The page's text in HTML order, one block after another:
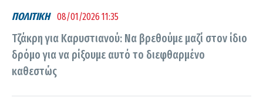
ΠΟΛΙΤΙΚΗ 08/01/2026 11:35
Τζάκρη για Καρυστιανού: Να βρεθούμε μαζί στον ίδιο
δρόμο για να ρίξουμε αυτό το διεφθαρμένο
καθεστώς